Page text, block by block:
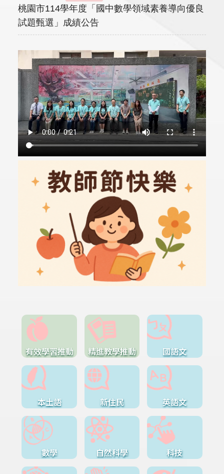
桃園市114學年度「國中數學領域素養導向優良
試題甄選」成績公告
有效學習推動 精進教學推動 國語文
本土語 新住民 英語文
數學 自然科學 科技